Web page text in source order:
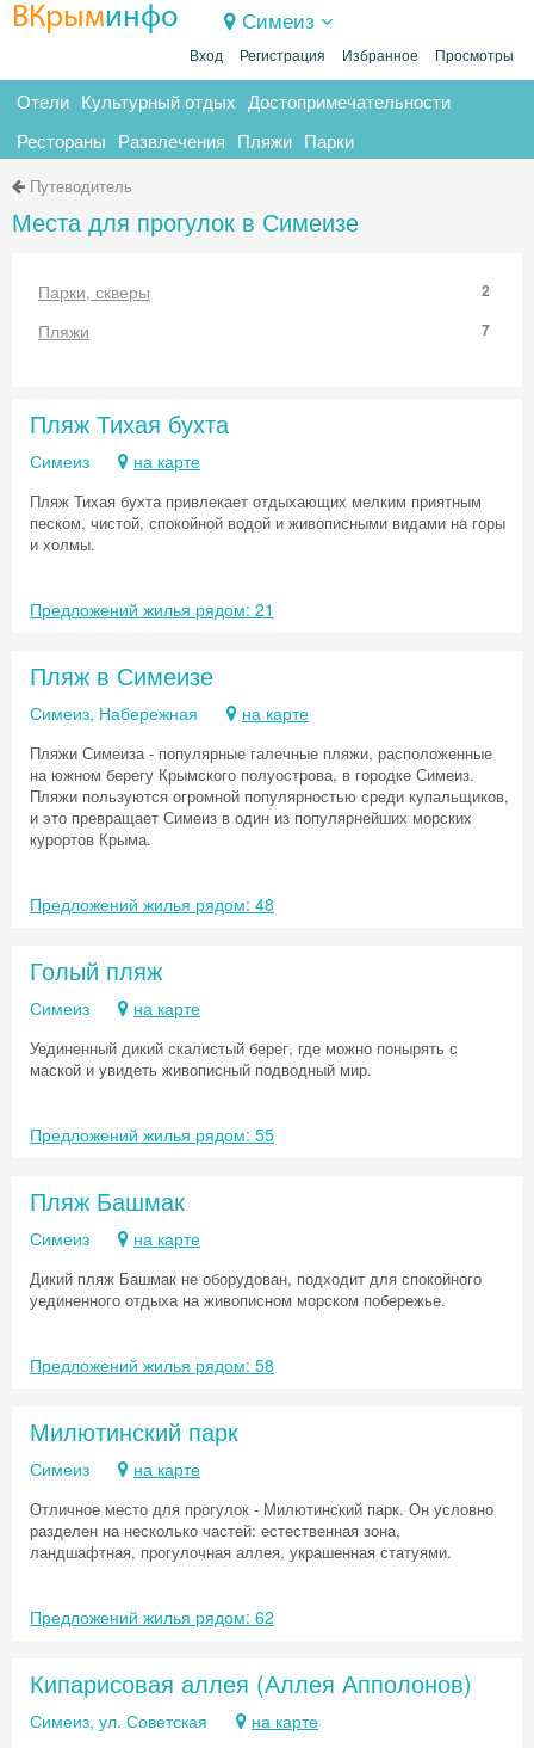
ВКрыминфо Симеиз
Вход Регистрация Избранное Просмотры
Отели Культурный отдых Достопримечательности
Рестораны Развлечения Пляжи Парки
Путеводитель
Места для прогулок в Симеизе
Парки, скверы 2
Пляжи 7
Пляж Тихая бухта
Симеиз на карте
Пляж Тихая бухта привлекает отдыхающих мелким приятным
песком, чистой, спокойной водой и живописными видами на горы
и холмы.
Предложений жилья рядом: 21
Пляж в Симеизе
Симеиз, Набережная на карте
Пляжи Симеиза - популярные галечные пляжи, расположенные
на южном берегу Крымского полуострова, в городке Симеиз.
Пляжи пользуются огромной популярностью среди купальщиков,
и это превращает Симеиз в один из популярнейших морских
курортов Крыма.
Предложений жилья рядом: 48
Голый пляж
Симеиз на карте
Уединенный дикий скалистый берег, где можно понырять с
маской и увидеть живописный подводный мир.
Предложений жилья рядом: 55
Пляж Башмак
Симеиз на карте
Дикий пляж Башмак не оборудован, подходит для спокойного
уединенного отдыха на живописном морском побережье.
Предложений жилья рядом: 58
Милютинский парк
Симеиз на карте
Отличное место для прогулок - Милютинский парк. Он условно
разделен на несколько частей: естественная зона,
ландшафтная, прогулочная аллея, украшенная статуями.
Предложений жилья рядом: 62
Кипарисовая аллея (Аллея Апполонов)
Симеиз, ул. Советская на карте